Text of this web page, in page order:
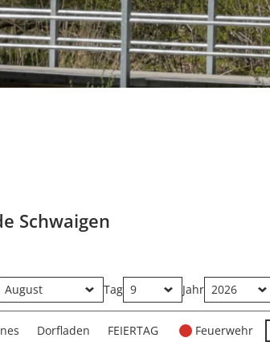
Schwaigen
Tag Jahr
Dorfladen FEIERTAG Feuerwehr